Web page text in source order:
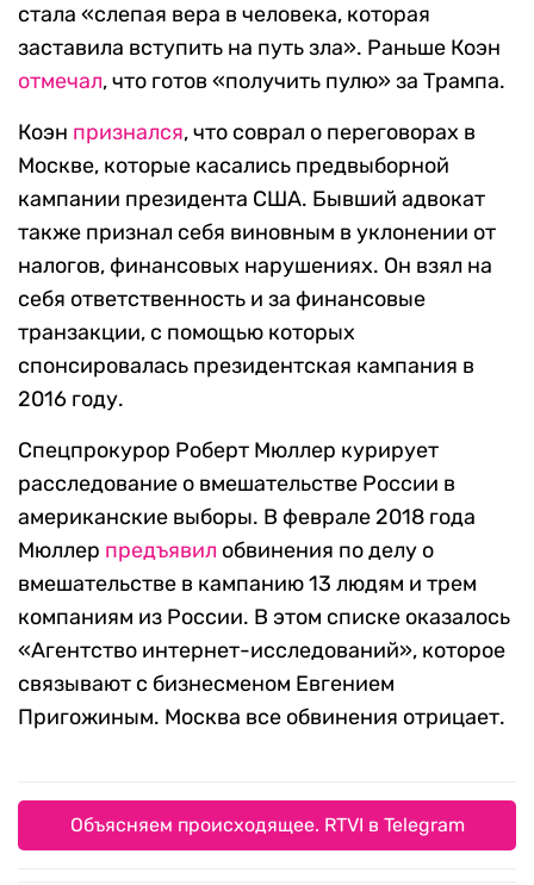
стала «слепая вера в человека, которая
заставила вступить на путь зла». Раньше Коэн
отмечал, что готов «получить пулю» за Трампа.
Коэн признался, что соврал о переговорах в
Москве, которые касались предвыборной
кампании президента США. Бывший адвокат
также признал себя виновным в уклонении от
налогов, финансовых нарушениях. Он взял на
себя ответственность и за финансовые
транзакции, с помощью которых
спонсировалась президентская кампания в
2016 году.
Спецпрокурор Роберт Мюллер курирует
расследование о вмешательстве России в
американские выборы. В феврале 2018 года
Мюллер предъявил обвинения по делу о
вмешательстве в кампанию 13 людям и трем
компаниям из России. В этом списке оказалось
«Агентство интернет-исследований», которое
связывают с бизнесменом Евгением
Пригожиным. Москва все обвинения отрицает.
Объясняем происходящее. RTVI в Telegram